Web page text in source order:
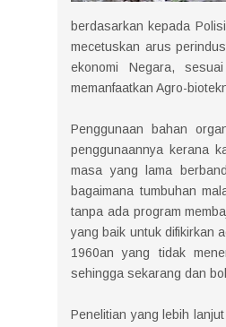
berdasarkan kepada
mecetuskan arus
ekonomi Negara,
memanfaatkan Agro-
Penggunaan bahan
penggunaannya kerana
masa yang lama
bagaimana tumbuhan
tanpa ada program
yang baik untuk difikirkan
1960an yang tidak
sehingga sekarang dan
Penelitian yang lebih